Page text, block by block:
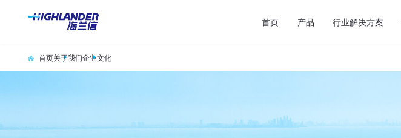
首页 产品 行业解决方案
首页关于我们企业文化